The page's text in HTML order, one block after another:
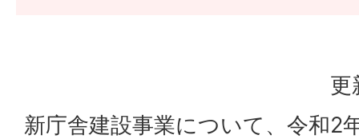
更
新庁舎建設事業について、令和2